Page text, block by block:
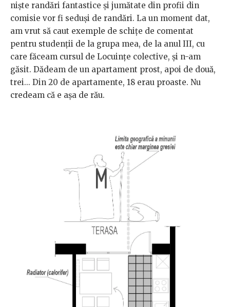
niște randări fantastice și jumătate din profii din
comisie vor fi seduși de randări. La un moment dat,
am vrut să caut exemple de schițe de comentat
pentru studenții de la grupa mea, de la anul III, cu
care făceam cursul de Locuințe colective, și n-am
găsit. Dădeam de un apartament prost, apoi de două,
trei... Din 20 de apartamente, 18 erau proaste. Nu
credeam că e așa de rău.